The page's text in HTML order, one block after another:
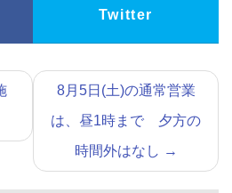
Twitter
8月5日(土)の通常営業
は、昼1時まで 夕方の
時間外はなし →